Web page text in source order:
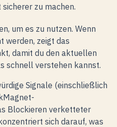
zu machen.
um es zu nutzen. Wenn
werden, zeigt das
damit du den aktuellen
schnell verstehen kannst.
Signale (einschließlich
Blockieren verketteter
sich darauf, was